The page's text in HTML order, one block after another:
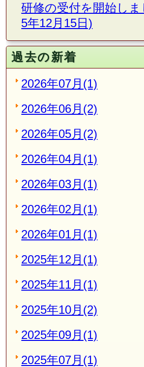
研修の受付を開始し
5年12月15日)
過去の新着
2026年07月(1)
2026年06月(2)
2026年05月(2)
2026年04月(1)
2026年03月(1)
2026年02月(1)
2026年01月(1)
2025年12月(1)
2025年11月(1)
2025年10月(2)
2025年09月(1)
2025年07月(1)